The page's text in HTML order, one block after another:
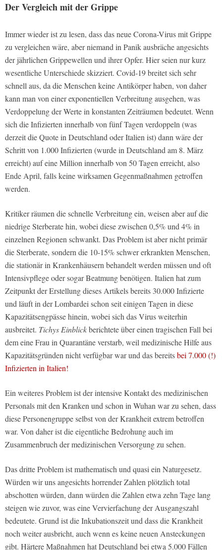
Der Vergleich mit der Grippe
Immer wieder ist zu lesen, dass das neue Corona-Virus mit Grippe
zu vergleichen wäre, aber niemand in Panik ausbräche angesichts
der jährlichen Grippewellen und ihrer Opfer. Hier seien nur kurz
wesentliche Unterschiede skizziert. Covid-19 breitet sich sehr
schnell aus, da die Menschen keine Antikörper haben, von daher
kann man von einer exponentiellen Verbreitung ausgehen, was
Verdoppelung der Werte in konstanten Zeiträumen bedeutet. Wenn
sich die Infizierten innerhalb von fünf Tagen verdoppeln (was
derzeit die Quote in Deutschland oder Italien ist) dann wäre der
Schritt von 1.000 Infizierten (wurde in Deutschland am 8. März
erreicht) auf eine Million innerhalb von 50 Tagen erreicht, also
Ende April, falls keine wirksamen Gegenmaßnahmen getroffen
werden.
Kritiker räumen die schnelle Verbreitung ein, weisen aber auf die
niedrige Sterberate hin, wobei diese zwischen 0,5% und 4% in
einzelnen Regionen schwankt. Das Problem ist aber nicht primär
die Sterberate, sondern die 10-15% schwer erkrankten Menschen,
die stationär in Krankenhäusern behandelt werden müssen und oft
Intensivpflege oder sogar Beatmung benötigen. Italien hat zum
Zeitpunkt der Erstellung dieses Artikels bereits 30.000 Infizierte
und läuft in der Lombardei schon seit einigen Tagen in diese
Kapazitätsengpässe hinein, wobei sich das Virus weiterhin
ausbreitet. Tichys Einblickberichtete über einen tragischen Fall bei
dem eine Frau in Quarantäne verstarb, weil medizinische Hilfe aus
Kapazitätsgründen nicht verfügbar war und das bereitsbei 7.000 (!)
Infizierten in Italien!
Ein weiteres Problem ist der intensive Kontakt des medizinischen
Personals mit den Kranken und schon in Wuhan war zu sehen, dass
diese Personengruppe selbst von der Krankheit extrem betroffen
war. Von daher ist die eigentliche Bedrohung auch im
Zusammenbruch der medizinischen Versorgung zu sehen.
Das dritte Problem ist mathematisch und quasi ein Naturgesetz.
Würden wir uns angesichts horrender Zahlen plötzlich total
abschotten würden, dann würden die Zahlen etwa zehn Tage lang
steigen wie zuvor, was eine Vervierfachung der Ausgangszahl
bedeutete. Grund ist die Inkubationszeit und dass die Krankheit
noch weiter ausbricht, auch wenn es keine neuen Ansteckungen
gibt. Härtere Maßnahmen hat Deutschland bei etwa 5.000 Fällen